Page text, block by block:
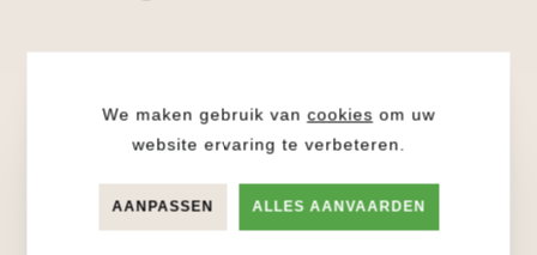
STUUR ONS EEN BERICHT
Wij helpen je graag verder!
We maken gebruik van cookies om uw
website ervaring te verbeteren.
AANPASSEN ALLES AANVAARDEN